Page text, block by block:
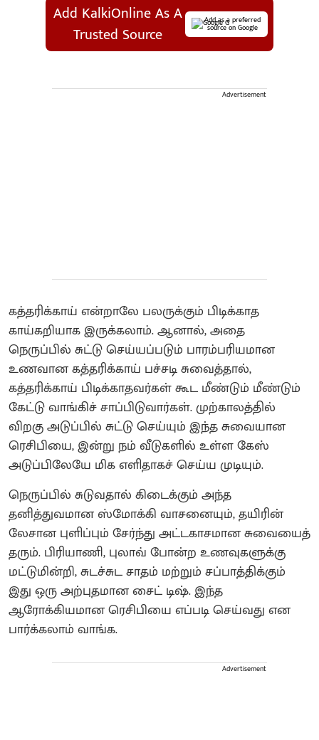
Add KalkiOnline As A
Trusted Source
Add as a preferred
source on Google
Advertisement
கத்தரிக்காய் என்றாலே பலருக்கும் பிடிக்காத
காய்கறியாக இருக்கலாம். ஆனால், அதை
நெருப்பில் சுட்டு செய்யப்படும் பாரம்பரியமான
உணவான கத்தரிக்காய் பச்சடி சுவைத்தால்,
கத்தரிக்காய் பிடிக்காதவர்கள் கூட மீண்டும் மீண்டும்
கேட்டு வாங்கிச் சாப்பிடுவார்கள். முற்காலத்தில்
விறகு அடுப்பில் சுட்டு செய்யும் இந்த சுவையான
ரெசிபியை, இன்று நம் வீடுகளில் உள்ள கேஸ்
அடுப்பிலேயே மிக எளிதாகச் செய்ய முடியும்.
நெருப்பில் சுடுவதால் கிடைக்கும் அந்த
தனித்துவமான ஸ்மோக்கி வாசனையும், தயிரின்
லேசான புளிப்பும் சேர்ந்து அட்டகாசமான சுவையைத்
தரும். பிரியாணி, புலாவ் போன்ற உணவுகளுக்கு
மட்டுமின்றி, சுடச்சுட சாதம் மற்றும் சப்பாத்திக்கும்
இது ஒரு அற்புதமான சைட் டிஷ். இந்த
ஆரோக்கியமான ரெசிபியை எப்படி செய்வது என
பார்க்கலாம் வாங்க.
Advertisement